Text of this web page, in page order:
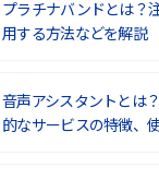
プラチナバンドとは？
用する方法などを解説
音声アシスタントとは
的なサービスの特徴、